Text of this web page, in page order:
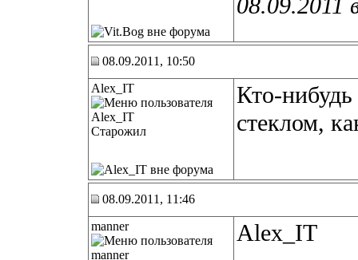
08.09.2011
08.09.2011, 10:50
Alex_IT
Старожил
Кто-
стеклом,
08.09.2011, 11:46
manner
Alex_IT